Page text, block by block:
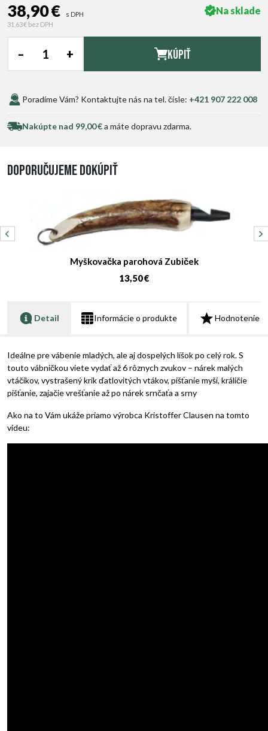
38,90 €
s DPH
31,63 € bez DPH
Na sklade
– + Kúpiť
Poradíme Vám? Kontaktujte nás na tel. čísle: +421 907 222 008
Nakúpte nad 99,00 €a máte dopravu zdarma.
Doporučujeme dokúpiť
Myškovačka parohová Zubiček
13,50 €
Detail Informácie o produkte Hodnotenie
Ideálne pre vábenie mladých, ale aj dospelých líšok po celý rok. S
touto vábničkou viete vydať až 6 rôznych zvukov – nárek malých
vtáčikov, vystrašený krik ďatlovitých vtákov, pišťanie myší, králičie
pišťanie, zajačie vrešťanie až po nárek srnčaťa a srny
Ako na to Vám ukáže priamo výrobca Kristoffer Clausen na tomto
videu: